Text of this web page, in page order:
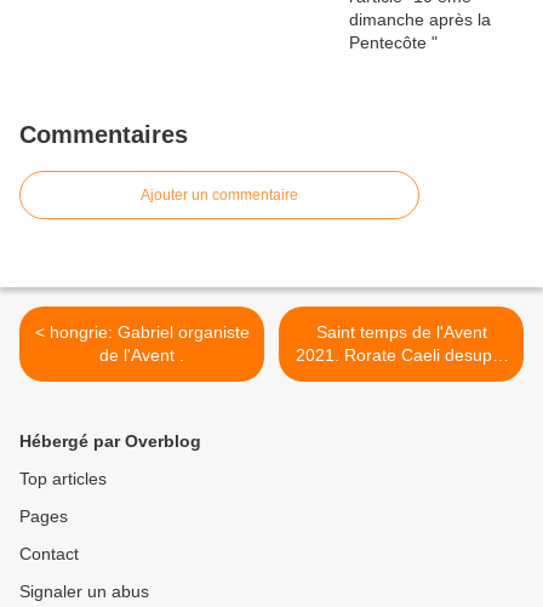
Commentaires
Ajouter un commentaire
< hongrie: Gabriel organiste
de l'Avent .
Saint temps de l'Avent
2021. Rorate Caeli desuper
et nubes pluant Justum . >
Hébergé par Overblog
Top articles
Pages
Contact
Signaler un abus